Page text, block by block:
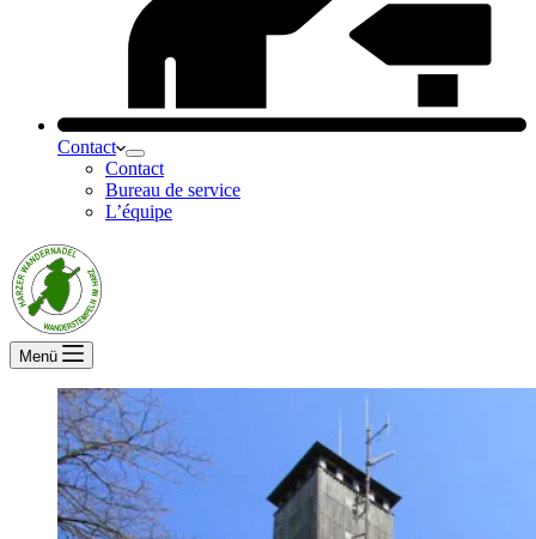
Contact
Contact
Bureau de service
L’équipe
Menü